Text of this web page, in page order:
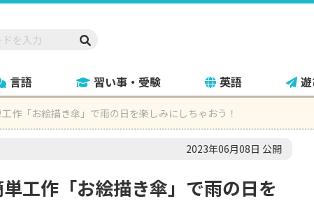
言語 習い事・受験 英語
作「お絵描き傘」で雨の日を楽しみにしちゃおう！
2023年06月08日 公開
工作「お絵描き傘」で雨の日を